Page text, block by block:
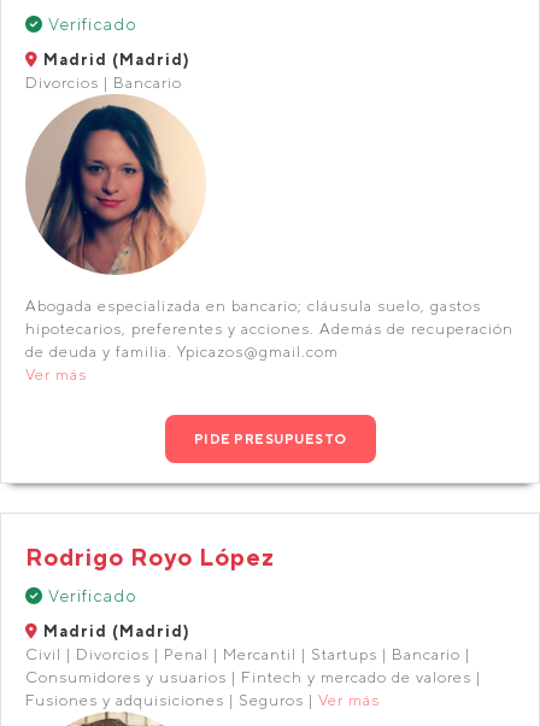
Verificado
Madrid (Madrid)
Divorcios | Bancario
Abogada especializada en bancario; cláusula suelo, gastos
hipotecarios, preferentes y acciones. Además de recuperación
de deuda y familia. Ypicazos@gmail.com
Ver más
PIDE PRESUPUESTO
Rodrigo Royo López
Verificado
Madrid (Madrid)
Civil | Divorcios | Penal | Mercantil | Startups | Bancario |
Consumidores y usuarios | Fintech y mercado de valores |
Fusiones y adquisiciones | Seguros | Ver más